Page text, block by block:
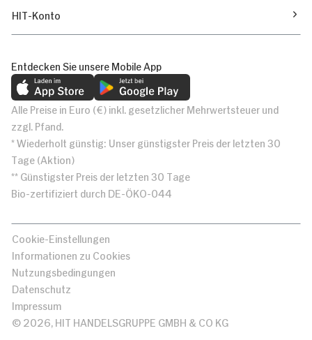
HIT-Konto
Entdecken Sie unsere Mobile App
Alle Preise in Euro (€) inkl. gesetzlicher Mehrwertsteuer und
zzgl. Pfand.
* Wiederholt günstig: Unser günstigster Preis der letzten 30
Tage (Aktion)
** Günstigster Preis der letzten 30 Tage
Bio-zertifiziert durch DE-ÖKO-044
Cookie-Einstellungen
Informationen zu Cookies
Nutzungsbedingungen
Datenschutz
Impressum
© 2026, HIT HANDELSGRUPPE GMBH & CO KG